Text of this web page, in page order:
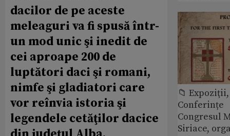
dacilor de pe aceste
meleaguri va fi spusă într-
un mod unic şi inedit de
cei aproape 200 de
luptători daci şi romani,
nimfe şi gladiatori care
vor reînvia istoria şi
legendele cetăţilor dacice
📁
Conferințe
Congresul
Siriace,